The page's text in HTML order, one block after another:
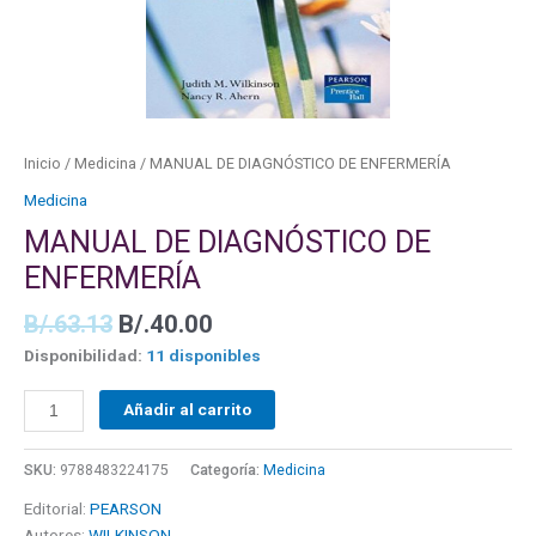
Inicio / Medicina / MANUAL DE DIAGNÓSTICO DE ENFERMERÍA
Medicina
MANUAL DE DIAGNÓSTICO DE
ENFERMERÍA
B/.63.13 B/.40.00
Disponibilidad: 11 disponibles
Añadir al carrito
SKU: 9788483224175 Categoría: Medicina
Editorial: PEARSON